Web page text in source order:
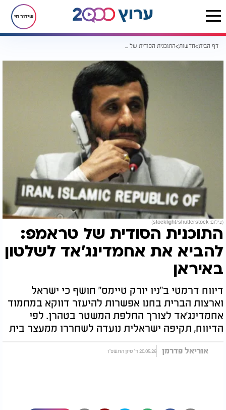
שידור חי
דף הבית חדשות התוכנית הסודית של טראמפ: להביא את אחמדינג'אד לשלטון באיראן
(צילום: stocklight/shutterstock)
התוכנית הסודית של טראמפ:
להביא את אחמדינג'אד לשלטון
באיראן
דיווח דרמטי ב"ניו יורק טיימס" חושף כי ישראל
וארצות הברית בחנו אפשרות להיעזר דווקא במחמוד
אחמדינג'אד לצורך החלפת המשטר בטהרן. לפי
הדיווח, תקיפה ישראלית נועדה לשחררו ממעצר בית
אוריאל פדרמן 20.05.26 ד' סיון התשפ"ו